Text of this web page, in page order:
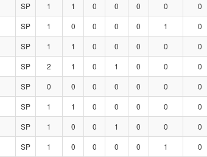
SP 1 1 0 0 0 0 0
SP 1 0 0 0 0 1 0
SP 1 1 0 0 0 0 0
SP 2 1 0 1 0 0 0
SP 0 0 0 0 0 0 0
SP 1 1 0 0 0 0 0
SP 1 0 0 1 0 0 0
SP 1 0 0 0 0 1 0